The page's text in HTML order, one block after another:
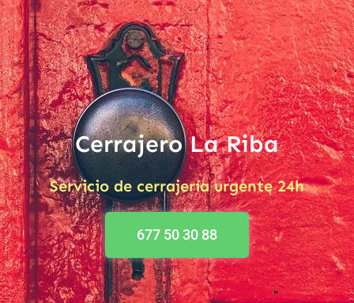
Cerrajero La Riba
Servicio de cerrajería urgente 24h
677 50 30 88